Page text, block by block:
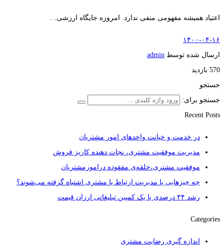
اعتیاد همیشه مفهومی منفی ندارد. امروزه جایگاه ارزشی…
۱۴۰۰-۰۴-۱۶
ارسال شده توسط admin
570 بازدید
جستجو
جستجو برای:
Recent Posts
در خدمت و خیانت واحدهای امور مشتریان
مدیریت موفقیت مشتری، نجات دهنده کاریز فروش
موفقیت مشتری،حلقه‌ی مفقوده درامورمشتریان
چه چیزهایی با مدیریت ارتباط با مشتری اشتباه گرفته می‌شوند؟
رشد ۳۴ درصدی با یک کمپین تبلیغاتی ارزان قیمت
Categories
اندازه گیری رضایت مشتری